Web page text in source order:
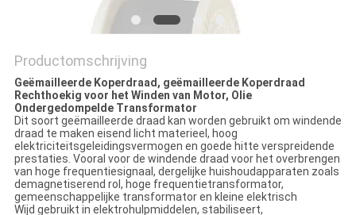
Productomschrijving
Geëmailleerde Koperdraad, geëmailleerde Koperdraad
Rechthoekig voor het Winden van Motor, Olie
Ondergedompelde Transformator
Dit soort geëmailleerde draad kan worden gebruikt om windende
draad te maken eisend licht materieel, hoog
elektriciteitsgeleidingsvermogen en goede hitte verspreidende
prestaties. Vooral voor de windende draad voor het overbrengen
van hoge frequentiesignaal, dergelijke huishoudapparaten zoals
demagnetiserend rol, hoge frequentietransformator,
gemeenschappelijke transformator en kleine elektrisch
Wijd gebruikt in elektrohulpmiddelen, stabiliseert,